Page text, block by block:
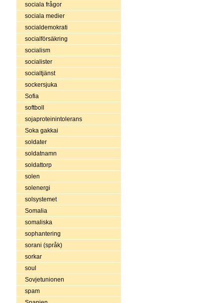
sociala frågor
sociala medier
socialdemokrati
socialförsäkring
socialism
socialister
socialtjänst
sockersjuka
Sofia
softboll
sojaproteinintolerans
Soka gakkai
soldater
soldatnamn
soldattorp
solen
solenergi
solsystemet
Somalia
somaliska
sophantering
sorani (språk)
sorkar
soul
Sovjetunionen
spam